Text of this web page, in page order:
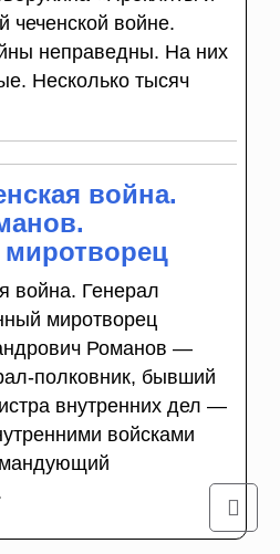
чеченской войне.
неправедны. На них
Несколько тысяч
война.
война. Генерал
миротворец
Романов —
полковник, бывший
внутренних дел —
войсками